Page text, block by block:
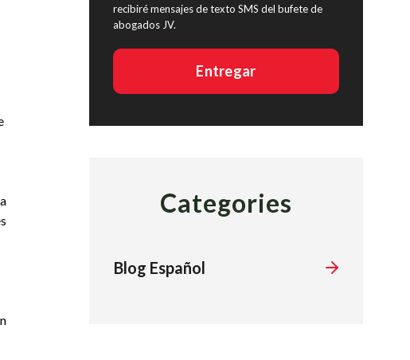
recibiré mensajes de texto SMS del bufete de
abogados JV.
Categories
Blog Español